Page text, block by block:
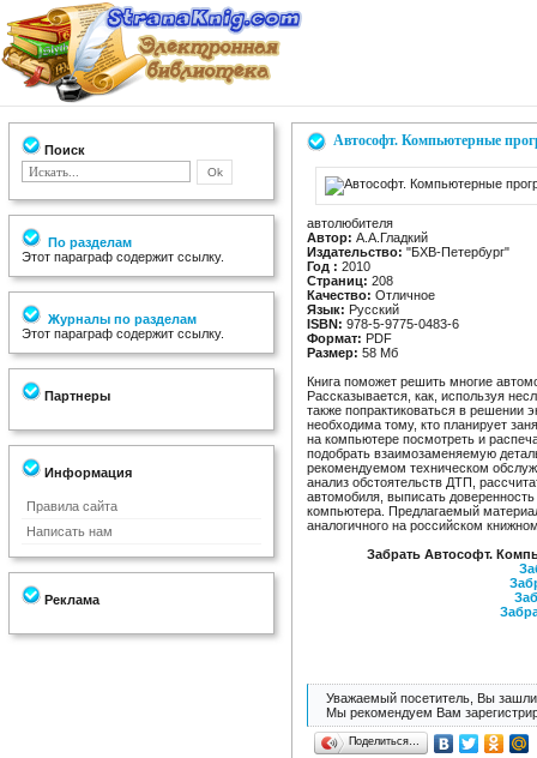
Поиск
По разделам
Этот параграф содержит ссылку.
Журналы по разделам
Этот параграф содержит ссылку.
Партнеры
Информация
Правила сайта
Написать нам
Реклама
Автософт. Компьютерные
автолюбителя
Автор: А.А.Гладкий
Издательство: "БХВ-Петербург"
Год : 2010
Страниц: 208
Качество: Отличное
Язык: Русский
ISBN: 978-5-9775-0483-6
Формат: PDF
Размер: 58 Мб
Книга поможет решить многие
Рассказывается, как, используя
также попрактиковаться в решении
необходима тому, кто планирует
на компьютере посмотреть и
подобрать взаимозаменяемую
рекомендуемом техническом
анализ обстоятельств ДТП,
автомобиля, выписать
компьютера. Предлагаемый
аналогичного на российском
Забрать Автософт.
Уважаемый посетитель, Вы зашли
Мы рекомендуем Вам
Поделиться…